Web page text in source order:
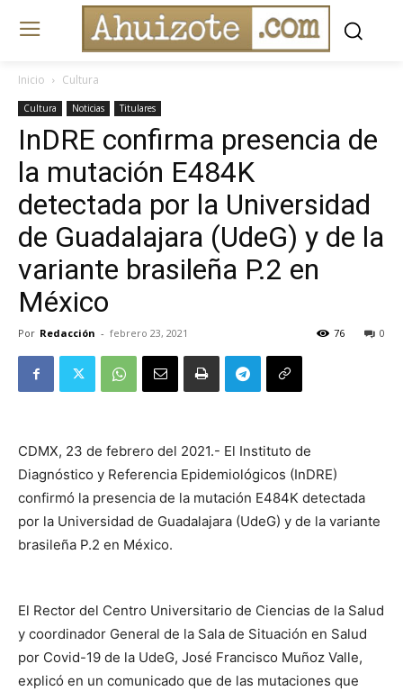
Inicio Cultura
Cultura Noticias Titulares
InDRE confirma presencia de
la mutación E484K
detectada por la Universidad
de Guadalajara (UdeG) y de la
variante brasileña P.2 en
México
Por Redacción - febrero 23, 2021 0
76
CDMX, 23 de febrero del 2021.- El Instituto de
Diagnóstico y Referencia Epidemiológicos (InDRE)
confirmó la presencia de la mutación E484K detectada
por la Universidad de Guadalajara (UdeG) y de la variante
brasileña P.2 en México.
El Rector del Centro Universitario de Ciencias de la Salud
y coordinador General de la Sala de Situación en Salud
por Covid-19 de la UdeG, José Francisco Muñoz Valle,
explicó en un comunicado que de las mutaciones que